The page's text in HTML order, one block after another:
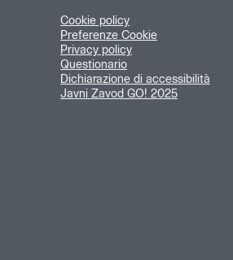
Cookie policy
Preferenze Cookie
Privacy policy
Questionario
Dichiarazione di accessibilità
Javni Zavod GO! 2025